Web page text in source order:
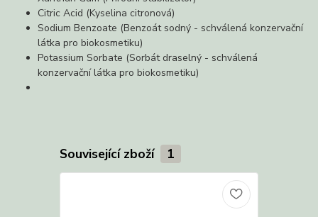
Citric Acid (Kyselina citronová)
Sodium Benzoate (Benzoát sodný - schválená konzervační
látka pro biokosmetiku)
Potassium Sorbate (Sorbát draselný - schválená
konzervační látka pro biokosmetiku)
Související zboží 1